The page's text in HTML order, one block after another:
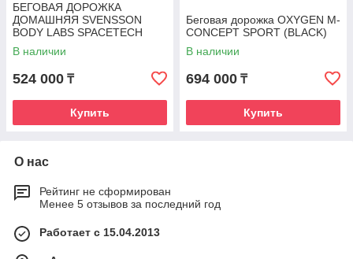
БЕГОВАЯ ДОРОЖКА
ДОМАШНЯЯ SVENSSON
BODY LABS SPACETECH
(AMBERLIGHT)
В наличии
524 000 ₸
Купить
Беговая дорожка OXYGEN M-
CONCEPT SPORT (BLACK)
В наличии
694 000 ₸
Купить
О нас
Рейтинг не сформирован
Менее 5 отзывов за последний год
Работает с 15.04.2013